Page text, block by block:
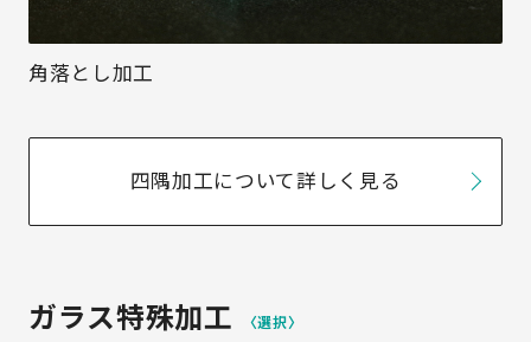
角落とし加工
四隅加工について詳しく見る
ガラス特殊加工 〈選択〉